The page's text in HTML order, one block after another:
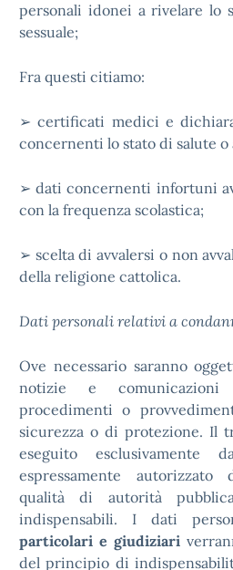
personali idonei a rivelare lo
sessuale;
Fra questi citiamo:
➢ certificati medici e
concernenti lo stato di salute
➢ dati concernenti infortuni
con la frequenza scolastica;
➢ scelta di avvalersi o non
della religione cattolica.
Dati personali relativi a
Ove necessario saranno
notizie e
procedimenti o
sicurezza o di protezione. Il
eseguito esclusivamente
espressamente autorizzato
qualità di autorità
indispensabili. I dati
particolari e giudiziari
del principio di